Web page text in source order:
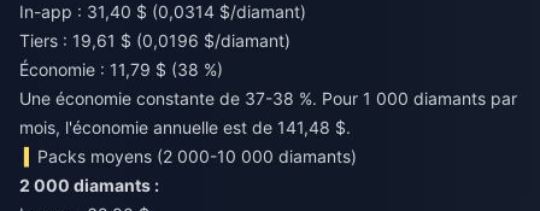
In-app : 31,40 $ (0,0314 $/diamant)
Tiers : 19,61 $ (0,0196 $/diamant)
Économie : 11,79 $ (38 %)
Une économie constante de 37-38 %. Pour 1 000 diamants par
mois, l'économie annuelle est de 141,48 $.
Packs moyens (2 000-10 000 diamants)
2 000 diamants :